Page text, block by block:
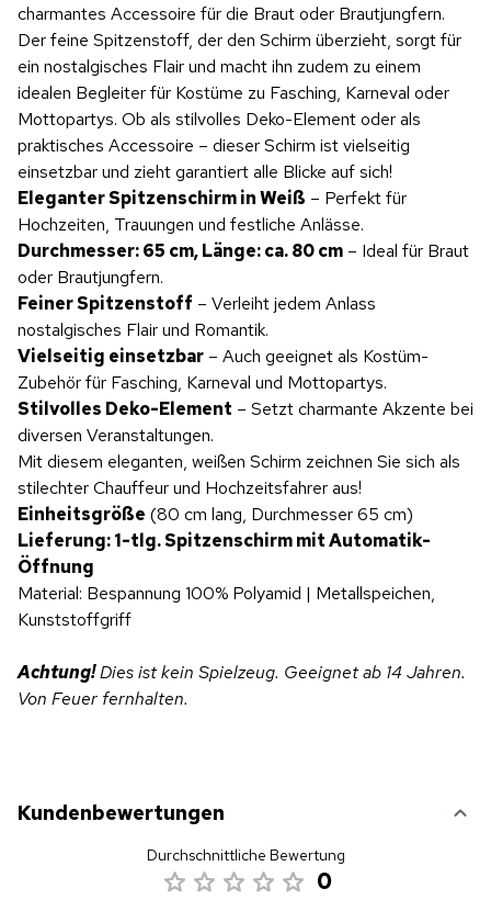
charmantes Accessoire für die Braut oder Brautjungfern.
Der feine Spitzenstoff, der den Schirm überzieht, sorgt für
ein nostalgisches Flair und macht ihn zudem zu einem
idealen Begleiter für Kostüme zu Fasching, Karneval oder
Mottopartys. Ob als stilvolles Deko-Element oder als
praktisches Accessoire – dieser Schirm ist vielseitig
einsetzbar und zieht garantiert alle Blicke auf sich!
Eleganter Spitzenschirm in Weiß – Perfekt für
Hochzeiten, Trauungen und festliche Anlässe.
Durchmesser: 65 cm, Länge: ca. 80 cm – Ideal für Braut
oder Brautjungfern.
Feiner Spitzenstoff – Verleiht jedem Anlass
nostalgisches Flair und Romantik.
Vielseitig einsetzbar – Auch geeignet als Kostüm-
Zubehör für Fasching, Karneval und Mottopartys.
Stilvolles Deko-Element – Setzt charmante Akzente bei
diversen Veranstaltungen.
Mit diesem eleganten, weißen Schirm zeichnen Sie sich als
stilechter Chauffeur und Hochzeitsfahrer aus!
Einheitsgröße (80 cm lang, Durchmesser 65 cm)
Lieferung: 1-tlg. Spitzenschirm mit Automatik-
Öffnung
Material: Bespannung 100% Polyamid | Metallspeichen,
Kunststoffgriff
Achtung!Dies ist kein Spielzeug. Geeignet ab 14 Jahren.
Von Feuer fernhalten.
Kundenbewertungen
Durchschnittliche Bewertung
0